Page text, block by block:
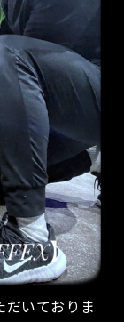
いておりま